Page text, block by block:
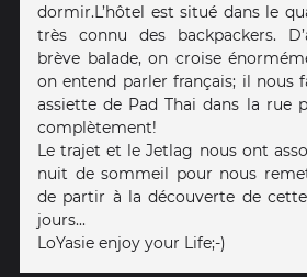
dormir.L’hôtel est situé dans le
très connu des backpackers.
brève balade, on croise
on entend parler français; il nous
assiette de Pad Thai dans la rue
complètement!
Le trajet et le Jetlag nous ont
nuit de sommeil pour nous
de partir à la découverte de
jours...
LoYasie enjoy your Life;-)